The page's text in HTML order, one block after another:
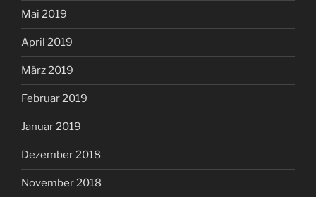
Mai 2019
April 2019
März 2019
Februar 2019
Januar 2019
Dezember 2018
November 2018